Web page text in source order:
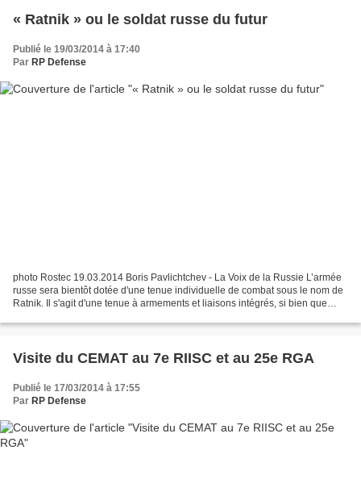
« Ratnik » ou le soldat russe du futur
Publié le 19/03/2014 à 17:40
Par RP Defense
photo Rostec 19.03.2014 Boris Pavlichtchev - La Voix de la Russie L’armée
russe sera bientôt dotée d'une tenue individuelle de combat sous le nom de
Ratnik. Il s'agit d'une tenue à armements et liaisons intégrés, si bien que
Visite du CEMAT au 7e RIISC et au 25e RGA
Publié le 17/03/2014 à 17:55
Par RP Defense